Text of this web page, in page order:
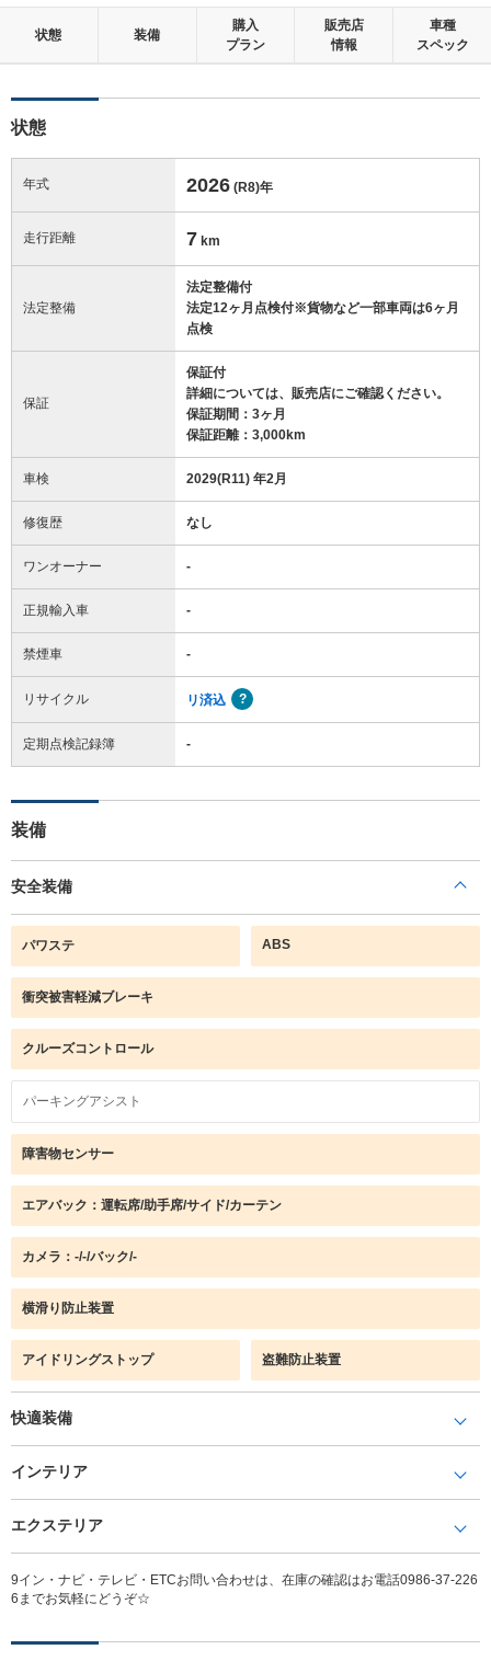
状態 装備
購入
プラン
販売店
情報
車種
スペック
状態
年式 2026 (R8)年
走行距離 7 km
法定整備
法定整備付
法定12ヶ月点検付※貨物など一部車両は6ヶ月
点検
保証
保証付
詳細については、販売店にご確認ください。
保証期間：3ヶ月
保証距離：3,000km
車検 2029(R11) 年2月
修復歴 なし
ワンオーナー -
正規輸入車 -
禁煙車 -
リサイクル リ済込
定期点検記録簿 -
装備
安全装備
パワステ ABS
衝突被害軽減ブレーキ
クルーズコントロール
パーキングアシスト
障害物センサー
エアバック：運転席/助手席/サイド/カーテン
カメラ：-/-/バック/-
横滑り防止装置
アイドリングストップ 盗難防止装置
快適装備
インテリア
エクステリア
9イン・ナビ・テレビ・ETCお問い合わせは、在庫の確認はお電話0986-37-226
6までお気軽にどうぞ☆